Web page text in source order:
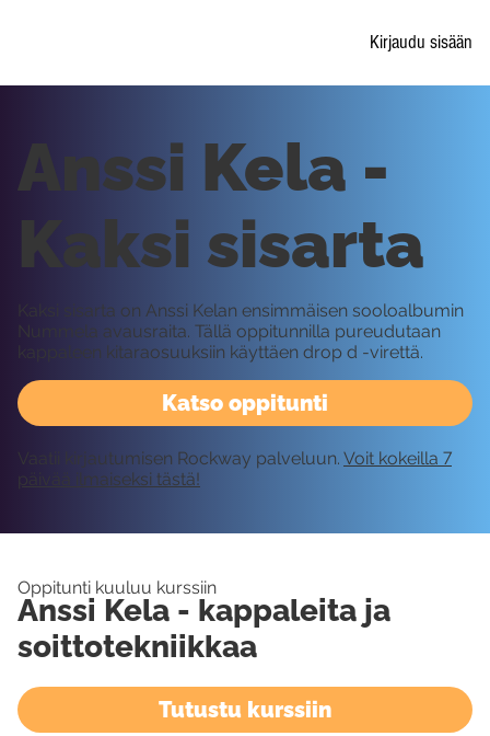
Kirjaudu sisään
Katso oppitunti
Anssi Kela -
Kaksi sisarta
Kaksi sisarta on Anssi Kelan ensimmäisen sooloalbumin
Nummela avausraita. Tällä oppitunnilla pureudutaan
kappaleen kitaraosuuksiin käyttäen drop d -virettä.
Vaatii kirjautumisen Rockway palveluun. Voit kokeilla 7
päivää ilmaiseksi tästä!
Oppitunti kuuluu kurssiin
Anssi Kela - kappaleita ja
soittotekniikkaa
Tutustu kurssiin